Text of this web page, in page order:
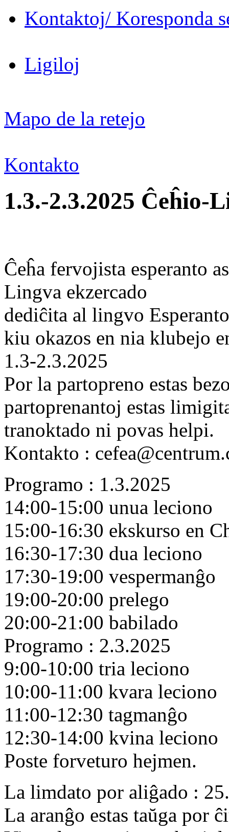
Kontaktoj/ Koresponda
Ligiloj
Mapo de la retejo
Kontakto
1.3.-2.3.2025 Ĉeĥio-
Ĉeĥa fervojista esperanto
Lingva ekzercado
dediĉita al lingvo
kiu okazos en nia klubejo
1.3-2.3.2025
Por la partopreno estas
partoprenantoj estas
tranoktado ni povas helpi.
Kontakto :
Programo : 1.3.2025
14:00-15:00 unua leciono
15:00-16:30 ekskurso en
16:30-17:30 dua leciono
17:30-19:00 vespermanĝo
19:00-20:00 prelego
20:00-21:00 babilado
Programo : 2.3.2025
9:00-10:00 tria leciono
10:00-11:00 kvara leciono
11:00-12:30 tagmanĝo
12:30-14:00 kvina leciono
Poste forveturo hejmen.
La limdato por aliĝado :
La aranĝo estas taŭga por